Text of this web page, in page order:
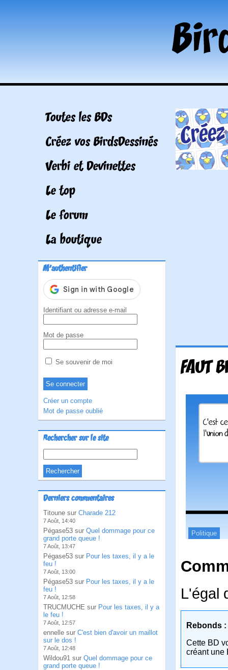
Toutes les BDs
Créez vos BirdsDessinés
Verbi et Devinettes
Le top
Le forum
La boutique
M'authentifier
Identifiant ou adresse e-mail
Mot de passe
Se souvenir de moi
Créer un compte
Mot de passe oublié
Rechercher sur le site
Derniers commentaires
Titoune sur Charade 212
7 Août, 14:40
Pégase53 sur Quel dommage pour ce
grand porte queue !
7 Août, 13:47
Pégase53 sur Pour les taxes, il y a le
feu !
7 Août, 13:00
Pégase53 sur Pour les taxes, il y a le
feu !
7 Août, 12:58
TRUCMUCHE sur Pour les taxes, il y a
le feu !
7 Août, 12:57
ennelle sur C'est bien d'avoir un maillot
sur le dos !
7 Août, 12:48
Wildou91 sur Quel dommage pour ce
grand porte queue !
FAUT
Politique
L'égal
Rebonds :
Cette BD
créant une